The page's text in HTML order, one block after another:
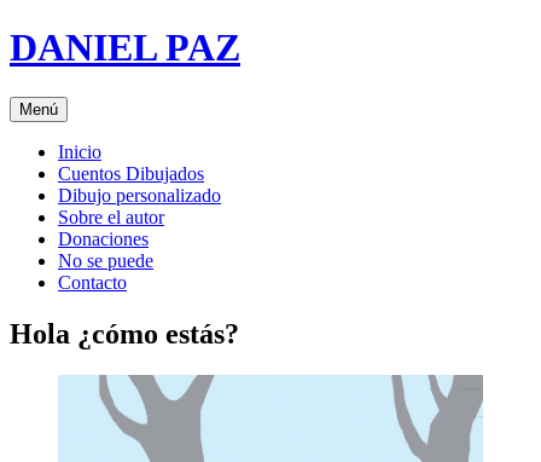
Saltar
al
DANIEL PAZ
Menú
Inicio
Cuentos Dibujados
Dibujo personalizado
Sobre el autor
Donaciones
No se puede
Contacto
Hola ¿cómo estás?